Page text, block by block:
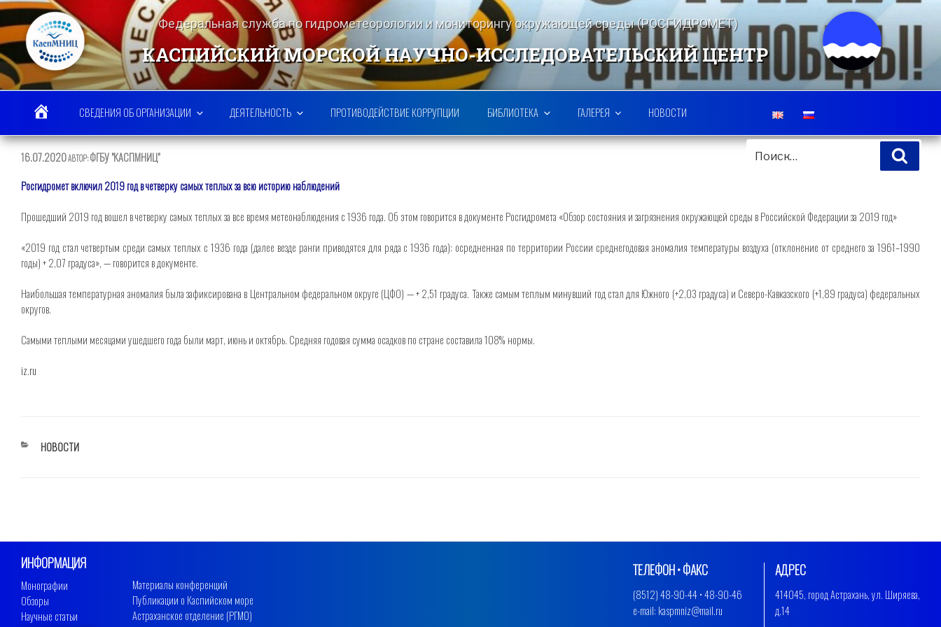
Перейти
содержимому
Федеральная служба по гидрометеорологии и мониторингу окружающей среды (РОСГИДРОМЕТ)
КАСПИЙСКИЙ МОРСКОЙ НАУЧНО-ИССЛЕДОВАТЕЛЬСКИЙ ЦЕНТР
СВЕДЕНИЯ ОБ ОРГАНИЗАЦИИ ДЕЯТЕЛЬНОСТЬ ПРОТИВОДЕЙСТВИЕ КОРРУПЦИИ БИБЛИОТЕКА ГАЛЕРЕЯ НОВОСТИ
ИСКАТЬ:
ОПУБЛИКОВАНО
16.07.2020АВТОР:ФГБУ "КАСПМНИЦ"
Росгидромет включил 2019 год в четверку самых теплых за всю историю наблюдений
Прошедший 2019 год вошел в четверку самых теплых за все время метеонаблюдения с 1936 года. Об этом говорится в документе Росгидромета «Обзор состояния и загрязнения окружающей среды в Российской Федерации за 2019 год»
«2019 год стал четвертым среди самых теплых с 1936 года (далее везде ранги приводятся для ряда с 1936 года): осредненная по территории России среднегодовая аномалия температуры воздуха (отклонение от среднего за 1961–1990
годы) + 2,07 градуса», — говорится в документе.
Наибольшая температурная аномалия была зафиксирована в Центральном федеральном округе (ЦФО) — + 2,51 градуса. Также самым теплым минувший год стал для Южного (+2,03 градуса) и Северо-Кавказского (+1,89 градуса) федеральных
округов.
Самыми теплыми месяцами ушедшего года были март, июнь и октябрь. Средняя годовая сумма осадков по стране составила 108% нормы.
iz.ru
РУБРИКИ
НОВОСТИ
ИНФОРМАЦИЯ
Монографии
Обзоры
Научные статьи
Материалы конференций
Публикации о Каспийском море
Астраханское отделение (РГМО)
АДРЕС
414045, город Астрахань, ул. Ширяева,
д.14
ТЕЛЕФОН • ФАКС
(8512) 48-90-44 • 48-90-46
e-mail: kaspmniz@mail.ru